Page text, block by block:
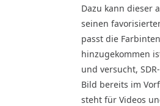
Dazu kann dieser
seinen
passt die
hinzugekommen
und versucht,
Bild bereits im
steht für Videos